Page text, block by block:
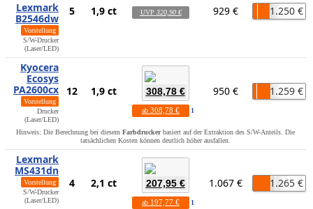
Lexmark
B2546dw
Vorstellung
S/W-Drucker
(Laser/LED)
5 1,9 ct UVP 320,90 € 929 € 1.250 €
Kyocera
Ecosys
PA2600cx
Vorstellung
Drucker
(Laser/LED)
12 1,9 ct 308,78 €
ab 308,78 € 1
950 € 1.259 €
Hinweis: Die Berechnung bei diesem Farbdruckerbasiert auf der Extraktion des S/W-Anteils. Die
tatsächlichen Kosten können deutlich höher ausfallen.
Lexmark
MS431dn
Vorstellung
S/W-Drucker
(Laser/LED)
4 2,1 ct 207,95 €
ab 197,77 € 1
1.067 € 1.265 €